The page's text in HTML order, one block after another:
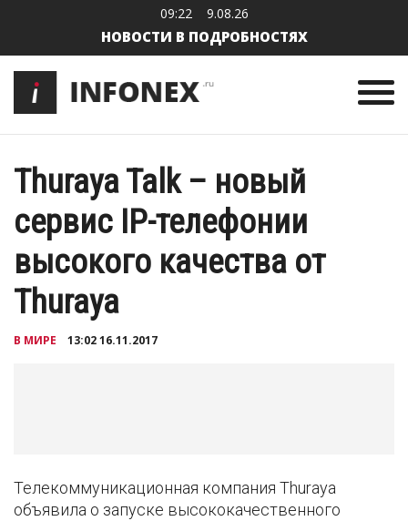
09:22 9.08.26
НОВОСТИ В ПОДРОБНОСТЯХ
Thuraya Talk – новый
сервис IP-телефонии
высокого качества от
Thuraya
В МИРЕ 13:02 16.11.2017
Телекоммуникационная компания Thuraya
объявила о запуске высококачественного